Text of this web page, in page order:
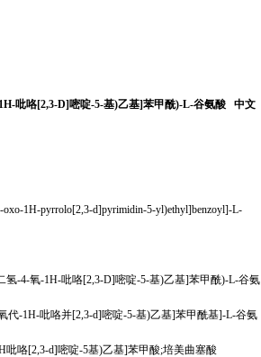
吡咯[2,3-D]嘧啶-5-基)乙基]苯甲酰)-L-谷氨酸 中文
1H-pyrrolo[2,3-d]pyrimidin-5-yl)ethyl]benzoyl]-L-
氢-4-氧-1H-吡咯[2,3-D]嘧啶-5-基)乙基]苯甲酰)-L-谷氨
代-1H-吡咯并[2,3-d]嘧啶-5-基)乙基]苯甲酰基]-L-谷氨
吡咯[2,3-d]嘧啶-5基)乙基]苯甲酸;培美曲塞酸